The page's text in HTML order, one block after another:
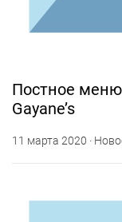
Постное
Gayane’s
11 марта 2020 ·